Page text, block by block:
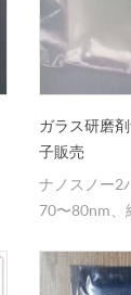
ガラス研磨
子販売
ナノスノー2
70〜80nm、